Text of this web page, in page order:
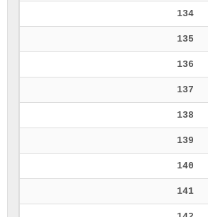
134
135
136
137
138
139
140
141